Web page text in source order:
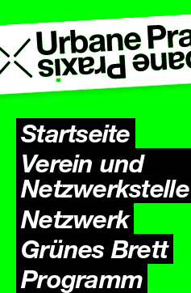
Startseite
Verein und
Netzwerkstelle
Netzwerk
Grünes Brett
Programm